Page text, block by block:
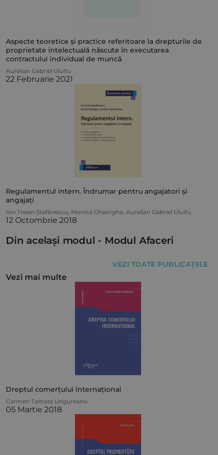
Aspecte teoretice și practice referitoare la drepturile de
proprietate intelectuală născute în executarea
contractului individual de muncă
Aurelian Gabriel Uluitu
22 Februarie 2021
Regulamentul intern. Îndrumar pentru angajatori și
angajați
Ion Traian Ștefănescu, Monica Gheorghe, Aurelian Gabriel Uluitu
12 Octombrie 2018
Din același modul - Modul Afaceri
VEZI TOATE PUBLICAȚIILE
Vezi mai multe
Dreptul comerțului internațional
Carmen Tamara Ungureanu
05 Martie 2018